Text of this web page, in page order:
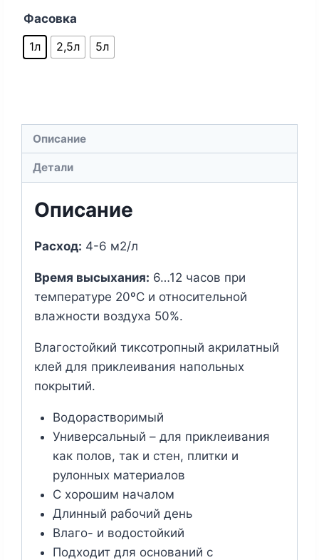
Фасовка
1л
2,5л 5л
Описание
Детали
Описание
Расход: 4-6 м2/л
Время высыхания: 6…12 часов при
температуре 20ºС и относительной
влажности воздуха 50%.
Влагостойкий тиксотропный акрилатный
клей для приклеивания напольных
покрытий.
Водорастворимый
Универсальный – для приклеивания
как полов, так и стен, плитки и
рулонных материалов
С хорошим началом
Длинный рабочий день
Влаго- и водостойкий
Подходит для оснований с